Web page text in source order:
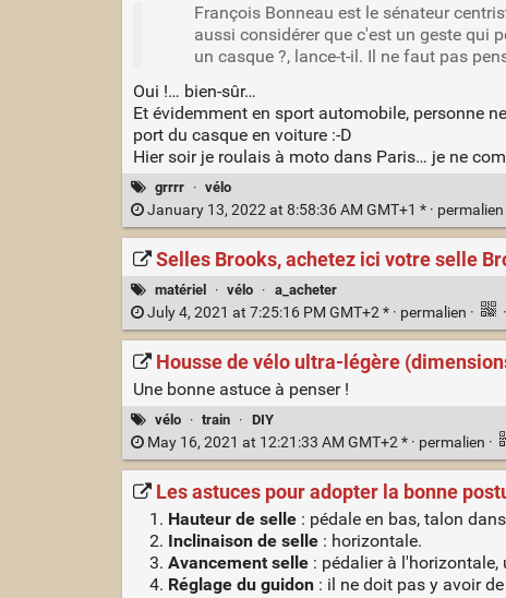
François Bonneau est le sénateur
aussi considérer que c'est un geste qui
un casque ?, lance-t-il. Il ne faut pas
Oui !… bien-sûr…
Et évidemment en sport automobile, personne
port du casque en voiture :-D
Hier soir je roulais à moto dans Paris… je ne
grrrr · vélo
January 13, 2022 at 8:58:36 AM GMT+1 * · permalien
Selles Brooks, achetez ici votre selle
matériel · vélo · a_acheter
July 4, 2021 at 7:25:16 PM GMT+2 * · permalien · ·
Housse de vélo ultra-légère
Une bonne astuce à penser !
vélo · train · DIY
May 16, 2021 at 12:21:33 AM GMT+2 * · permalien ·
Les astuces pour adopter la bonne
Hauteur de selle: pédale en bas, talon
Inclinaison de selle: horizontale.
Avancement selle: pédalier à l'horizontale,
Réglage du guidon: il ne doit pas y avoir